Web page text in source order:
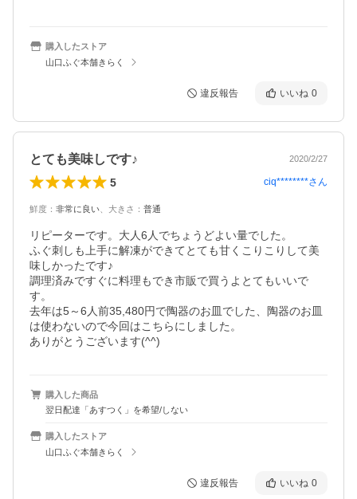
購入したストア
山口ふぐ本舗きらく
違反報告 いいね 0
とても美味しです♪ 2020/2/27
5 ciq********さん
鮮度 ： 非常に良い 大きさ ： 普通
リピーターです。大人6人でちょうどよい量でした。
ふぐ刺しも上手に解凍ができてとても甘くこりこりして美
味しかったです♪
調理済みですぐに料理もでき市販で買うよとてもいいで
す。
去年は5～6人前35,480円で陶器のお皿でした、陶器のお皿
は使わないので今回はこちらにしました。
ありがとうございます(^^)
購入した商品
翌日配達「あすつく」を希望/しない
購入したストア
山口ふぐ本舗きらく
違反報告 いいね 0